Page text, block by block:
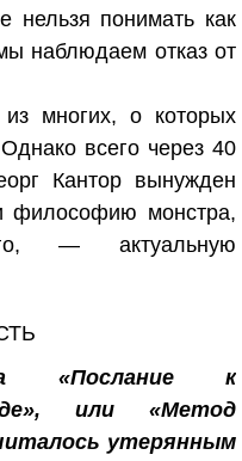
нельзя понимать как
наблюдаем отказ от
многих, о которых
всего через 40
Кантор вынужден
философию монстра,
— актуальную
«Послание к
или «Метод
утерянным